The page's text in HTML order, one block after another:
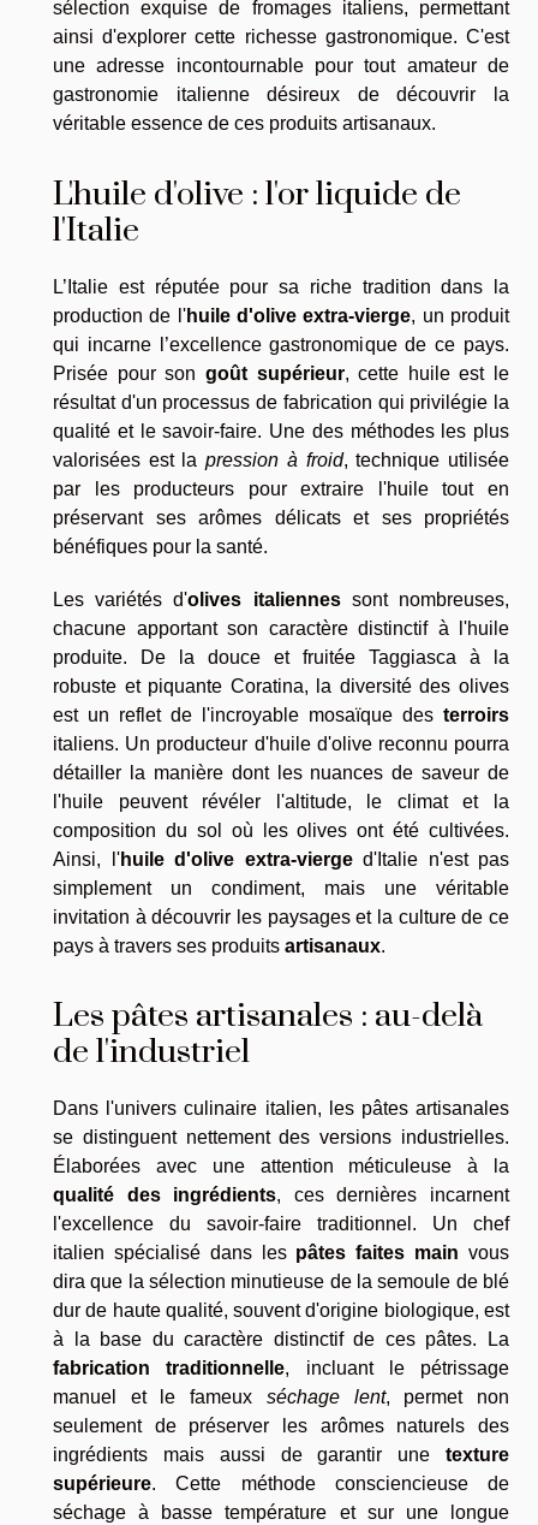
sélection exquise de fromages italiens, permettant
ainsi d'explorer cette richesse gastronomique. C'est
une adresse incontournable pour tout amateur de
gastronomie italienne désireux de découvrir la
véritable essence de ces produits artisanaux.
L'huile d'olive : l'or liquide de
l'Italie
L’Italie est réputée pour sa riche tradition dans la
production de l'huile d'olive extra-vierge, un produit
qui incarne l’excellence gastronomique de ce pays.
Prisée pour son goût supérieur, cette huile est le
résultat d'un processus de fabrication qui privilégie la
qualité et le savoir-faire. Une des méthodes les plus
valorisées est lapression à froid, technique utilisée
par les producteurs pour extraire l'huile tout en
préservant ses arômes délicats et ses propriétés
bénéfiques pour la santé.
Les variétés d'olives italiennessont nombreuses,
chacune apportant son caractère distinctif à l'huile
produite. De la douce et fruitée Taggiasca à la
robuste et piquante Coratina, la diversité des olives
est un reflet de l'incroyable mosaïque des terroirs
italiens. Un producteur d'huile d'olive reconnu pourra
détailler la manière dont les nuances de saveur de
l'huile peuvent révéler l'altitude, le climat et la
composition du sol où les olives ont été cultivées.
Ainsi, l'huile d'olive extra-vierged'Italie n'est pas
simplement un condiment, mais une véritable
invitation à découvrir les paysages et la culture de ce
pays à travers ses produits artisanaux.
Les pâtes artisanales : au-delà
de l'industriel
Dans l'univers culinaire italien, les pâtes artisanales
se distinguent nettement des versions industrielles.
Élaborées avec une attention méticuleuse à la
qualité des ingrédients, ces dernières incarnent
l'excellence du savoir-faire traditionnel. Un chef
italien spécialisé dans les pâtes faites main vous
dira que la sélection minutieuse de la semoule de blé
dur de haute qualité, souvent d'origine biologique, est
à la base du caractère distinctif de ces pâtes. La
fabrication traditionnelle, incluant le pétrissage
manuel et le fameux séchage lent, permet non
seulement de préserver les arômes naturels des
ingrédients mais aussi de garantir une texture
supérieure. Cette méthode consciencieuse de
séchage à basse température et sur une longue